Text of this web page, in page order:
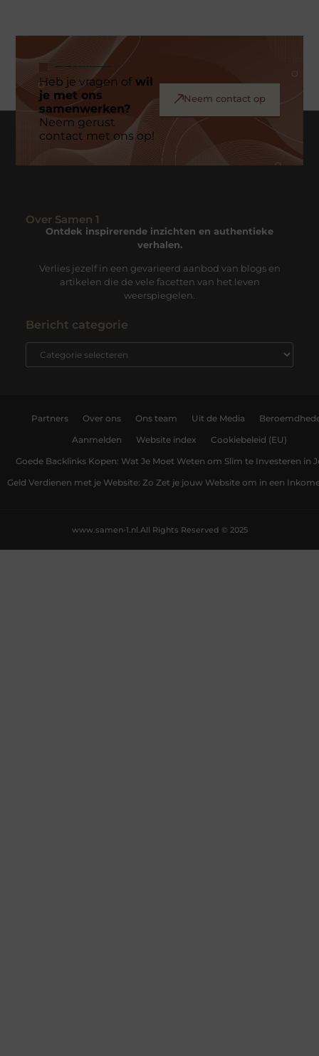
Heb je vragen ofwil
je met ons
samenwerken?
Neem gerust
contact met ons op!
Neem contact op
Over Samen 1
Ontdek inspirerende inzichten en authentieke
verhalen.
Verlies jezelf in een gevarieerd aanbod van blogs en
artikelen die de vele facetten van het leven
weerspiegelen.
Bericht categorie
Partners Over ons Ons team Uit de Media
Aanmelden Website index Cookiebeleid (EU)
Goede Backlinks Kopen: Wat Je Moet Weten om Slim te Investeren in
Geld Verdienen met je Website: Zo Zet je jouw Website om in een
All Rights Reserved © 2025
www.samen-1.nl.